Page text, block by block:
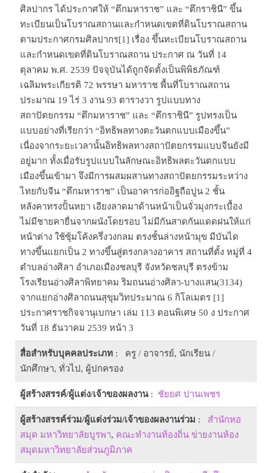
ศิลปากร ได้ประกาศให้ “ตึกมหาราช” และ “ตึกราชินี” ขึ้น
ทะเบียนเป็นโบราณสถานและกำหนดเขตที่ดินโบราณสถาน
ตามประกาศกรมศิลปากร[1] เรื่อง ขึ้นทะเบียนโบราณสถาน
และกำหนดเขตที่ดินโบราณสถาน ประกาศ ณ วันที่ 14
ตุลาคม พ.ศ. 2539 ปัจจุบันได้ถูกจัดตั้งเป็นพิพิธภัณฑ์
เฉลิมพระเกียรติ 72 พรรษา มหาราช พื้นที่โบราณสถาน
ประมาณ 19 ไร่ 3 งาน 93 ตารางวา รูปแบบทาง
สถาปัตยกรรม “ตึกมหาราช” และ “ตึกราชินี” รูปทรงเป็น
แบบอย่างที่เรียกว่า “อิทธิพลทางตะวันตกแบบเมืองขึ้น”
เนื่องจากระยะเวลานั้นอิทธิพลทางสถาปัตยกรรมแบบจีนยังมี
อยู่มาก ทั้งเมื่อรับรูปแบบในลักษณะอิทธิพลตะวันตกแบบ
เมืองขึ้นเข้ามา จึงมีการผสมผสานทางสถาปัตยกรรมระหว่าง
ไทยกับจีน “ตึกมหาราช” เป็นอาคารก่ออิฐถือปูน 2 ชั้น
หลังคาทรงปั้นหยา เอียงลาดมาด้านหน้าเป็นจั่วมุงกระเบื้อง
ไม่มีชายคายื่นจากผนังโดยรอบ ไม่มีกันสาดกันแดดฝนให้แก่
หน้าต่าง ใช้ซุ้มโค้งครึ่งวงกลม ตรงชั้นล่างหน้ามุข มีบันได
ทางขึ้นแยกเป็น 2 ทางขึ้นสู่ตรงกลางอาคาร สถานที่ตั้ง หมู่ที่ 4
ตำบลอ่างศิลา อำเภอเมืองชลบุรี จังหวัดชลบุรี ตรงข้าม
โรงเรียนอ่างศิลาพิทยาคม ริมถนนอ่างศิลา-บางแสน(3134)
จากแยกอ่างศิลาถนนสุขุมวิทประมาณ 6 กิโลเมตร [1]
ประกาศราชกิจจานุเบกษา เล่ม 113 ตอนพิเศษ 50 ง ประกาศ
วันที่ 18 ธันวาคม 2539 หน้า 3
สื่อสำหรับบุคคลประเภท : ครู / อาจารย์, นักเรียน /
นักศึกษา, ทั่วไป, ผู้ปกครอง
ผู้สร้างสรรค์/ผู้แต่ง/เจ้าของผลงาน: ชัยยศ ปานเพชร
ผู้สร้างสรรค์ร่วม/ผู้แต่งร่วม/เจ้าของผลงานร่วม : สำนักหอ
สมุด มหาวิทยาลัยบูรพา, คณะทำงานท้องถิ่น ข่ายงานห้อง
สมุดมหาวิทยาลัยส่วนภูมิภาค